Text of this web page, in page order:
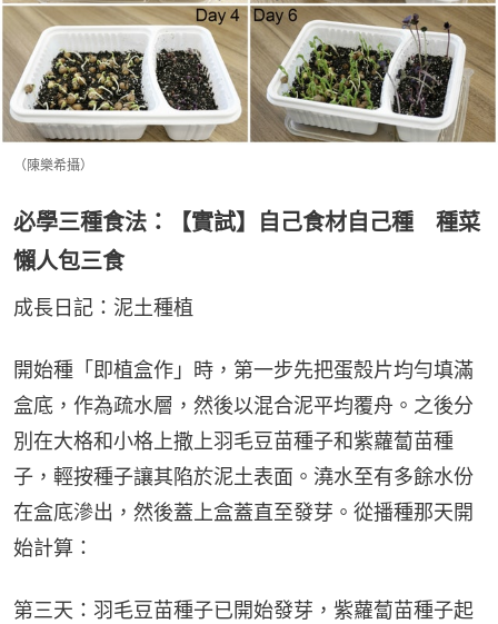
（陳樂希攝）
必學三種食法：【實試】自己食材自己種 種菜
懶人包三食
成長日記：泥土種植
開始種「即植盒作」時，第一步先把蛋殼片均勻填滿
盒底，作為疏水層，然後以混合泥平均覆舟。之後分
別在大格和小格上撒上羽毛豆苗種子和紫蘿蔔苗種
子，輕按種子讓其陷於泥土表面。澆水至有多餘水份
在盒底滲出，然後蓋上盒蓋直至發芽。從播種那天開
始計算：
第三天：羽毛豆苗種子已開始發芽，紫蘿蔔苗種子起